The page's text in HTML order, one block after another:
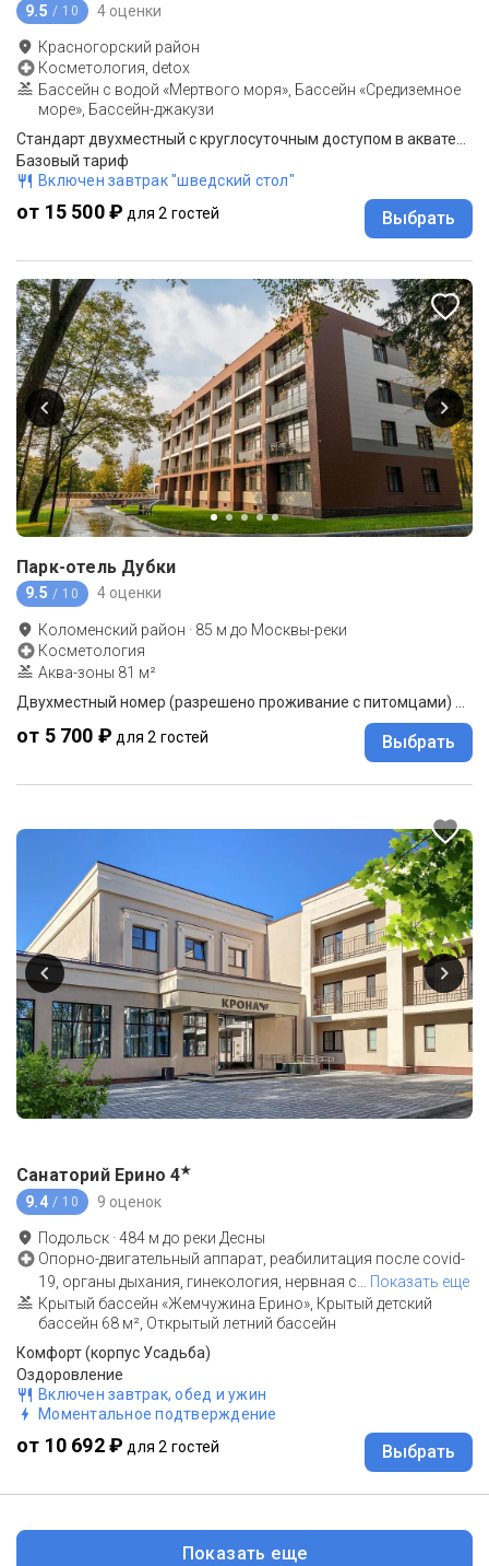
9.5 / 10 4 оценки
Красногорский район
Косметология, detox
Бассейн с водой «Мертвого моря», Бассейн «Средиземное
море», Бассейн-джакузи
Стандарт двухместный с круглосуточным доступом в акватермальную зону
Базовый тариф
Включен завтрак "шведский стол"
от 15 500 ₽ для 2 гостей Выбрать
Парк-отель Дубки
9.5 / 10 4 оценки
Коломенский район · 85 м до Москвы-реки
Косметология
Аква-зоны 81 м²
от 5 700 ₽ для 2 гостей Выбрать
Санаторий Ерино 4★
9.4 / 10 9 оценок
Подольск ·484 м до реки Десны
Опорно-двигательный аппарат, реабилитация после covid-
19, органы дыхания, гинекология, нервная с
Показать еще
Крытый бассейн «Жемчужина Ерино», Крытый детский
бассейн 68 м², Открытый летний бассейн
Комфорт (корпус Усадьба)
Оздоровление
Включен завтрак, обед и ужин
Моментальное подтверждение
от 10 692 ₽ для 2 гостей Выбрать
Показать еще